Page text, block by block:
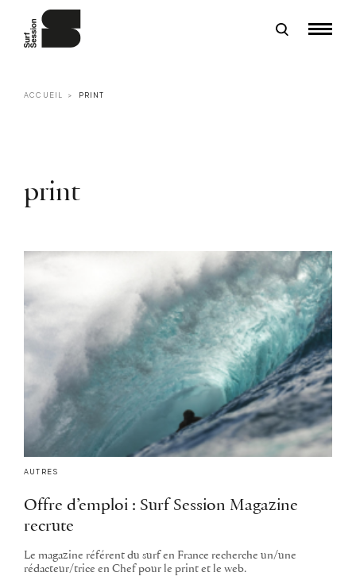
ACCUEIL PRINT
print
AUTRES
Offre d’emploi : Surf Session Magazine
recrute
Le magazine référent du surf en France recherche un/une
rédacteur/trice en Chef pour le print et le web.